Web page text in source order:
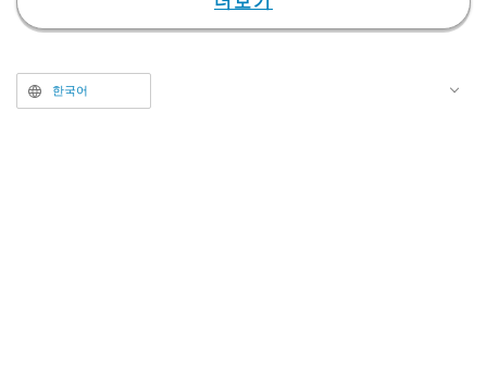
리즈와 4편의 극장판이 제작되었
10월부터 방영이 시작되었으며,
최종 쿨인 ‘화진담’은 7월부터 방영
한국어